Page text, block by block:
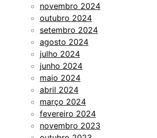
novembro 2024
outubro 2024
setembro 2024
agosto 2024
julho 2024
junho 2024
maio 2024
abril 2024
março 2024
fevereiro 2024
novembro 2023